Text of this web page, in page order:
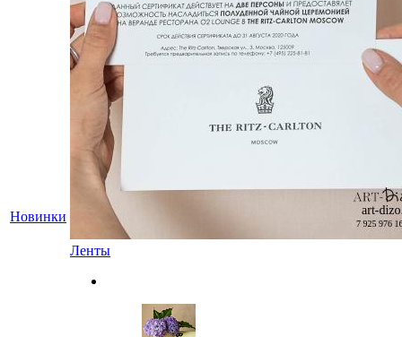
Новинки
Ленты